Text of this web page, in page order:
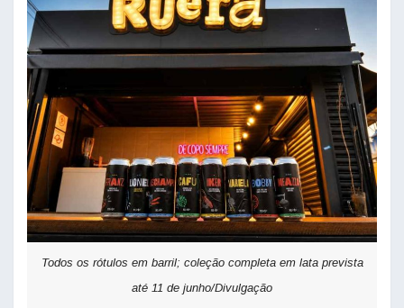
Todos os rótulos em barril; coleção completa em lata prevista
até 11 de junho/Divulgação